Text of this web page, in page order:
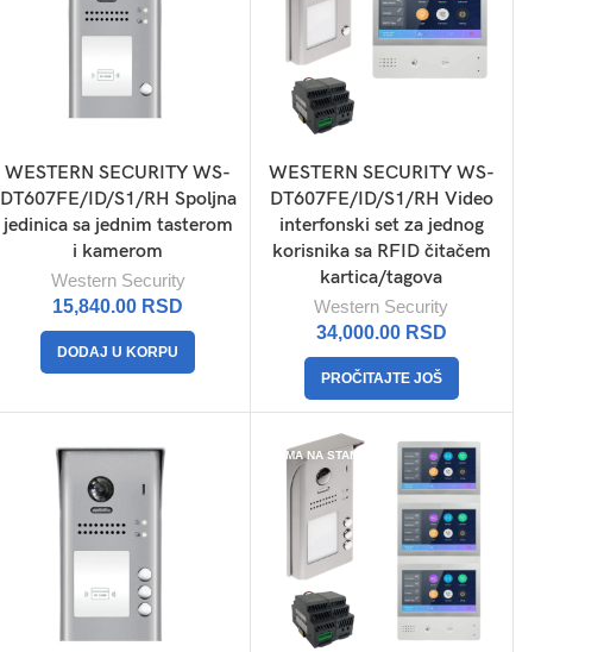
WESTERN SECURITY WS-
DT607FE/ID/S1/RH Spoljna
jedinica sa jednim tasterom
i kamerom
Western Security
15,840.00 RSD
DODAJ U KORPU
WESTERN SECURITY WS-
DT607FE/ID/S1/RH Video
interfonski set za jednog
korisnika sa RFID čitačem
kartica/tagova
Western Security
34,000.00 RSD
PROČITAJTE JOŠ
NEMA NA STANJU